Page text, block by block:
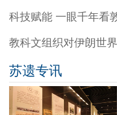
科技赋能 一眼千年看
教科文组织对伊朗世
苏遗专讯